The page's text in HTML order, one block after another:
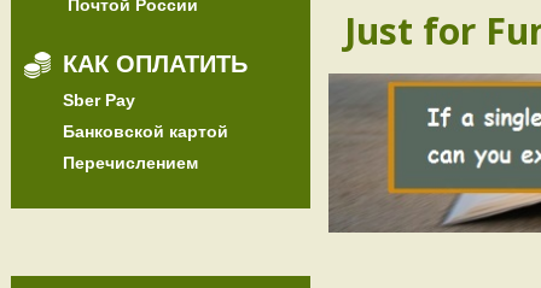
Почтой России
КАК ОПЛАТИТЬ
Sber Pay
Банковской картой
Перечислением
Just for